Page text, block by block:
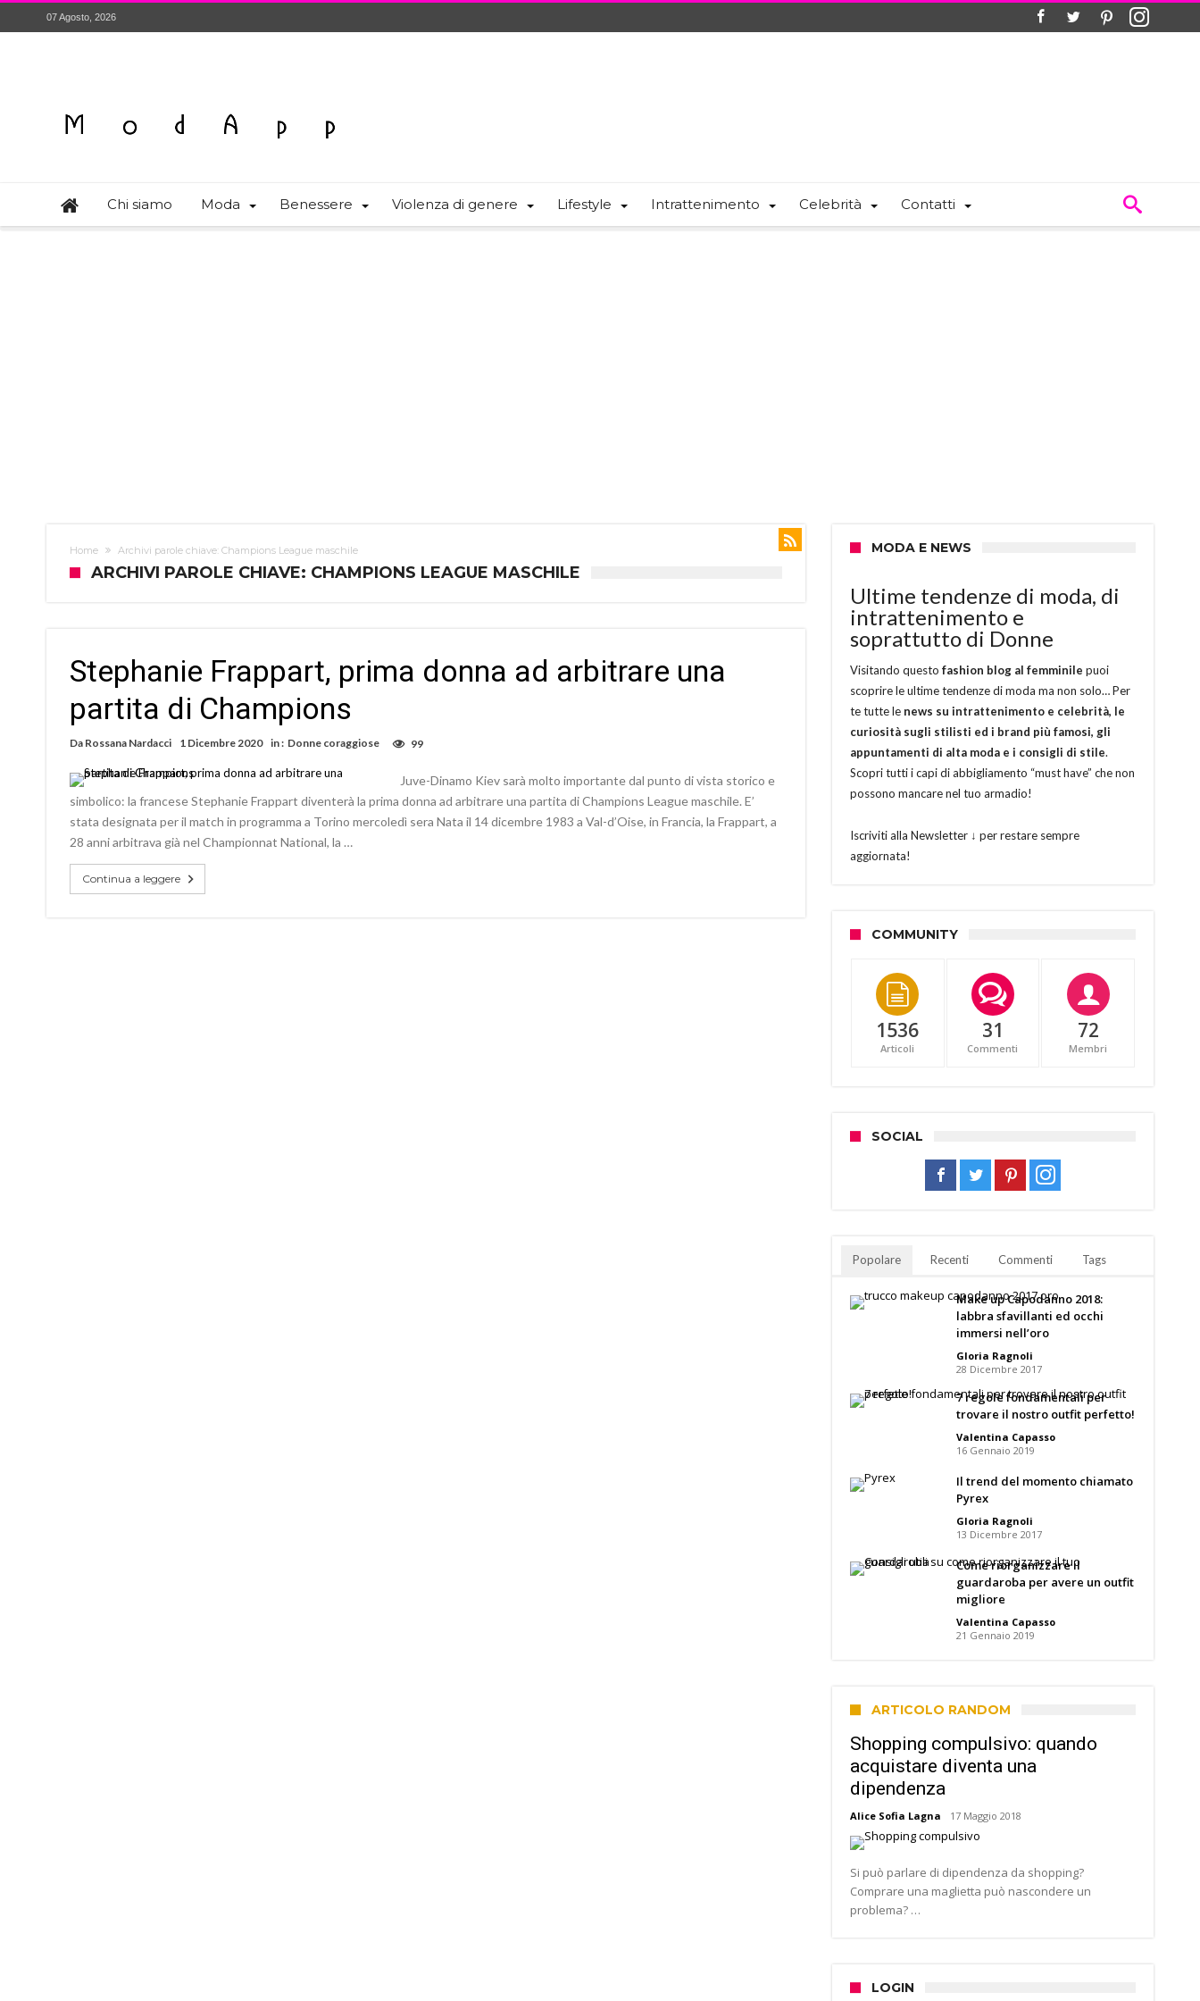
07 Agosto, 2026
Chi siamo Moda Benessere Violenza di genere Lifestyle Intrattenimento Celebrità Contatti
Home Archivi parole chiave: Champions League maschile
ARCHIVI PAROLE CHIAVE: CHAMPIONS LEAGUE MASCHILE
Stephanie Frappart, prima donna ad arbitrare una
partita di Champions
Da Rossana Nardacci 1 Dicembre 2020 in : Donne coraggiose 99
Juve-Dinamo Kiev sarà molto importante dal punto di vista storico e
simbolico: la francese Stephanie Frappart diventerà la prima donna ad arbitrare una partita di Champions League maschile. E’
stata designata per il match in programma a Torino mercoledì sera Nata il 14 dicembre 1983 a Val-d’Oise, in Francia, la Frappart, a
28 anni arbitrava già nel Championnat National, la …
Continua a leggere
MODA E NEWS
Ultime tendenze di moda, di
intrattenimento e
soprattutto di Donne
Visitando questo fashion blog al femminile puoi
scoprire le ultime tendenze di moda ma non solo… Per
te tutte le news su intrattenimento e celebrità, le
curiosità sugli stilisti ed i brand più famosi, gli
appuntamenti di alta moda e i consigli di stile.
Scopri tutti i capi di abbigliamento “must have” che non
possono mancare nel tuo armadio!
Iscriviti alla Newsletter ↓ per restare sempre
aggiornata!
COMMUNITY
1536
Articoli
31
Commenti
72
Membri
SOCIAL
Popolare Recenti Commenti Tags
Make up Capodanno 2018:
labbra sfavillanti ed occhi
immersi nell’oro
Gloria Ragnoli
28 Dicembre 2017
7 regole fondamentali per
trovare il nostro outfit perfetto!
Valentina Capasso
16 Gennaio 2019
Il trend del momento chiamato
Pyrex
Gloria Ragnoli
13 Dicembre 2017
Come riorganizzare il
guardaroba per avere un outfit
migliore
Valentina Capasso
21 Gennaio 2019
ARTICOLO RANDOM
Shopping compulsivo: quando
acquistare diventa una
dipendenza
Alice Sofia Lagna 17 Maggio 2018
Si può parlare di dipendenza da shopping?
Comprare una maglietta può nascondere un
problema? …
LOGIN